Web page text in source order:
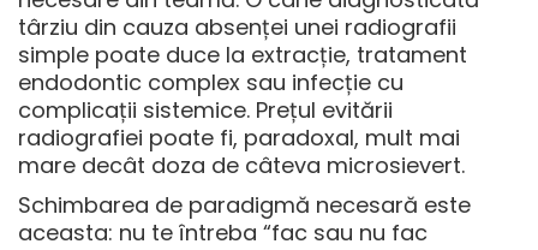
târziu din cauza absenței unei radiografii
simple poate duce la extracție, tratament
endodontic complex sau infecție cu
complicații sistemice. Prețul evitării
radiografiei poate fi, paradoxal, mult mai
mare decât doza de câteva microsievert.
Schimbarea de paradigmă necesară este
aceasta: nu te întreba “fac sau nu fac